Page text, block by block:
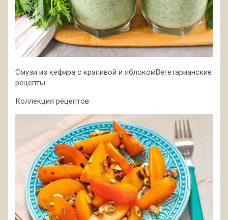
Смузи из кефира с крапивой и яблокомВегетарианские
рецепты
Коллекция рецептов